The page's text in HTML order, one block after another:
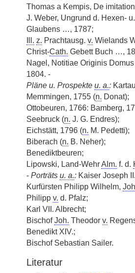
Thomas a Kempis, De
J. Weber, Ungrund d. Hexen-
Glaubens …, 1787;
Ill. z. Prachtausg. v. Wielands
Christ-Cath. Gebett Buch …,
Nagel, Notitiae Originis
1804. -
Pläne u. Prospekte u. a.:
Memmingen, 1755 (n. Donat);
Ottobeuren, 1766: Bamberg,
Seebruck (n. J. G. Endres);
Eichstätt, 1796 (n. M. Pedetti);
Biberach (n. B. Neher);
Benediktbeuren;
Lipowski, Land-WehrAlm. f. d.
- Porträts u. a.: Kaiser Joseph
Kurfürsten Philipp Wilhelm,
Philipp v. d. Pfalz;
Karl VII. Albrecht;
BischofJoh. Theodor v.
Benedikt XIV.;
Bischof Sebastian Sailer.
Literatur